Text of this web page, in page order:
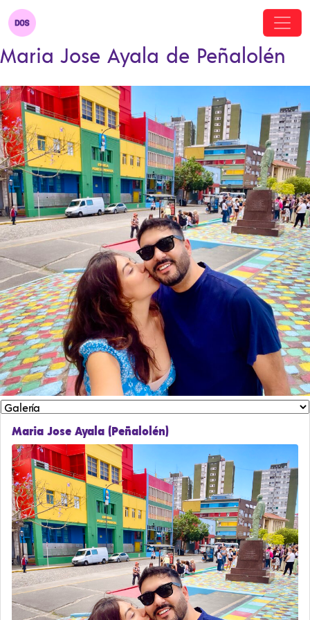
Maria Jose Ayala de Peñalolén
Maria Jose Ayala (Peñalolén)